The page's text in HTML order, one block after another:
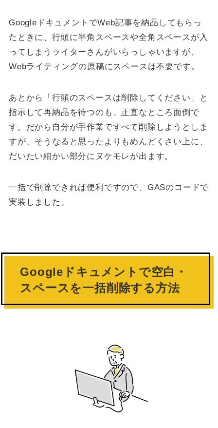
GoogleドキュメントでWeb記事を納品してもらっ
たときに、行頭に半角スペースや全角スペースが入
ってしまうライターさんがいらっしゃいますが、
Webライティングの原稿にスペースは不要です。
あとから「行頭のスペースは削除してください」と
指示して再納品を待つのも、正直なところ面倒で
す。だから自分が手作業ですべて削除しようとしま
すが、そうなると思ったよりもめんどくさい上に、
だいたい細かい部分にヌケモレが出ます。
一括で削除できれば便利ですので、GASのコードで
実装しました。
Googleドキュメントで空白・
スペースを一括削除する方法